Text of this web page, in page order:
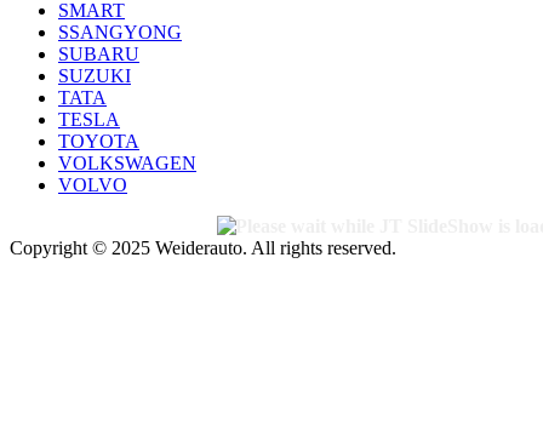
SMART
SSANGYONG
SUBARU
SUZUKI
TATA
TESLA
TOYOTA
VOLKSWAGEN
VOLVO
Copyright © 2025 Weiderauto. All rights reserved.